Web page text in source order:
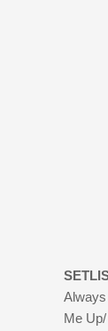
Me